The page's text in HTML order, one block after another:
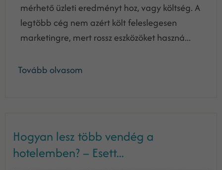
mérhető üzleti eredményt hoz, vagy költség. A
legtöbb cég nem azért költ feleslegesen
marketingre, mert rossz eszközöket haszná...
Tovább olvasom
Hogyan lesz több vendég a
hotelemben? – Esett...